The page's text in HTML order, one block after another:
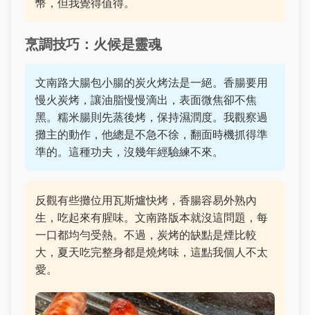
幣，但我覺得值得。
烹調技巧：火候是靈魂
文南路大腸包小腸的炭火烤法是一絕。香腸要用
慢火炭烤，讓油脂慢慢滴出，表面微焦卻不焦
黑。糯米腸則先蒸後烤，保持濕潤度。我觀察過
攤主的動作，他總是不急不徐，翻面時機抓得準
準的。這種功夫，沒幾年經驗練不來。
反觀有些攤位用瓦斯爐快烤，香腸容易外熟內
生，吃起來有腥味。文南路版本就沒這問題，每
一口都均勻受熱。不過，炭烤的缺點是煙比較
大，夏天吃完整身都是燒烤味，這點我個人不太
愛。